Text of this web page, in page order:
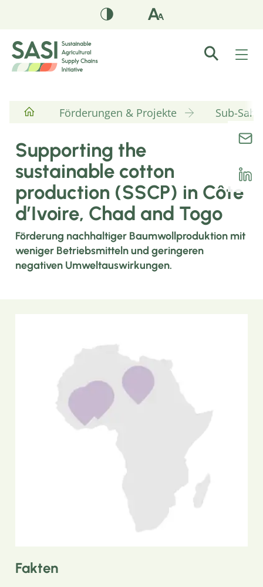
Förderungen & Projekte Sub-
Supporting the
sustainable cotton
production (SSCP) in Côte
d’Ivoire, Chad and Togo
Förderung nachhaltiger Baumwollproduktion mit
weniger Betriebsmitteln und geringeren
negativen Umweltauswirkungen.
Fakten